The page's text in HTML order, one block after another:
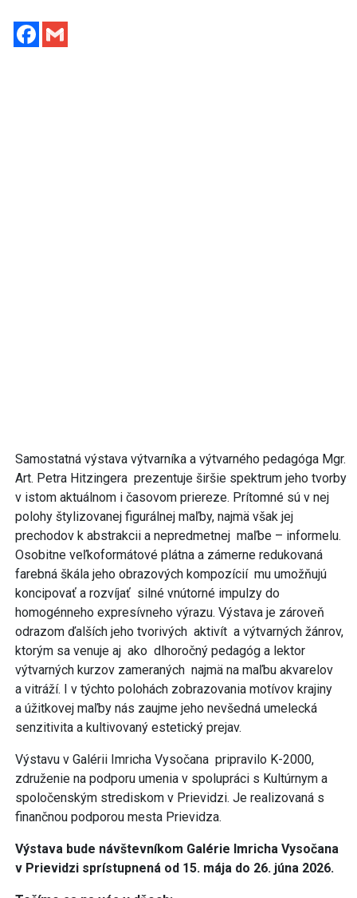
Facebook
Samostatná výstava výtvarníka a výtvarného pedagóga Mgr.
Art. Petra Hitzingera prezentuje širšie spektrum jeho tvorby
v istom aktuálnom i časovom priereze. Prítomné sú v nej
polohy štylizovanej figurálnej maľby, najmä však jej
prechodov k abstrakcii a nepredmetnej maľbe – informelu.
Osobitne veľkoformátové plátna a zámerne redukovaná
farebná škála jeho obrazových kompozícií mu umožňujú
koncipovať a rozvíjať silné vnútorné impulzy do
homogénneho expresívneho výrazu. Výstava je zároveň
odrazom ďalších jeho tvorivých aktivít a výtvarných žánrov,
ktorým sa venuje aj ako dlhoročný pedagóg a lektor
výtvarných kurzov zameraných najmä na maľbu akvarelov
a vitráží. I v týchto polohách zobrazovania motívov krajiny
a úžitkovej maľby nás zaujme jeho nevšedná umelecká
senzitivita a kultivovaný estetický prejav.
Výstavu v Galérii Imricha Vysočana pripravilo K-2000,
združenie na podporu umenia v spolupráci s Kultúrnym a
spoločenským strediskom v Prievidzi. Je realizovaná s
finančnou podporou mesta Prievidza.
Výstava bude návštevníkom Galérie Imricha Vysočana
v Prievidzi sprístupnená od 15. mája do 26. júna 2026.